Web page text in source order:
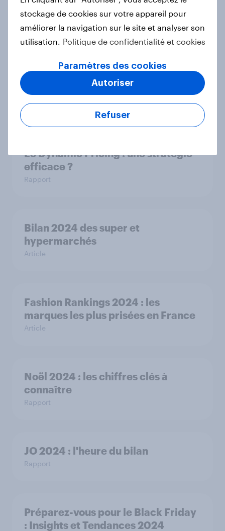
YouGov’s Best Global Brands 2025
Rapport
Skincare : quelles sont les attentes
des consommateurs en 2025 ?
Rapport
Le Dynamic Pricing : une stratégie
efficace ?
Rapport
Bilan 2024 des super et
hypermarchés
Article
Fashion Rankings 2024 : les
marques les plus prisées en France
Article
Noël 2024 : les chiffres clés à
connaître
Rapport
JO 2024 : l'heure du bilan
Rapport
Préparez-vous pour le Black Friday
: Insights et Tendances 2024
stockage de cookies sur votre appareil pour
améliorer la navigation sur le site et analyser son
utilisation. Politique de confidentialité et cookies
Paramètres des cookies
Refuser
Autoriser